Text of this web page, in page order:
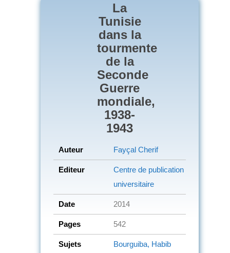
La
Tunisie
dans la
tourmente
de la
Seconde
Guerre
mondiale,
1938-
1943
Auteur Fayçal Cherif
Editeur
Centre de publication
universitaire
Date 2014
Pages 542
Sujets
Bourguiba, Habib